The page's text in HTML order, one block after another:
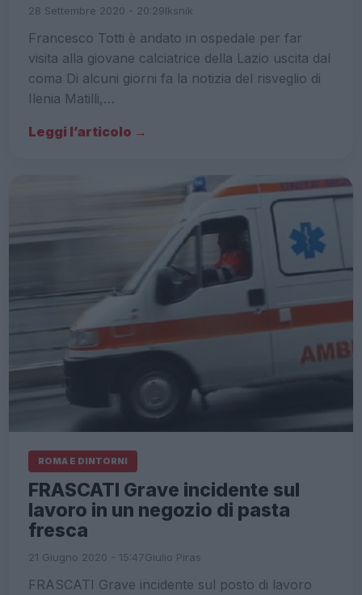
28 Settembre 2020 - 20:29Iksnik
Francesco Totti è andato in ospedale per far
visita alla giovane calciatrice della Lazio uscita dal
coma Di alcuni giorni fa la notizia del risveglio di
Ilenia Matilli,…
Leggi l’articolo →
ROMA E DINTORNI
FRASCATI Grave incidente sul
lavoro in un negozio di pasta
fresca
21 Giugno 2020 - 15:47Giulio Piras
FRASCATI Grave incidente sul posto di lavoro